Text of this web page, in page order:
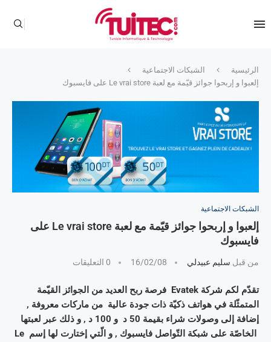
الرئيسية
الشبكات الاجتماعية
إلعبوا و إربحوا جوائز قيّمة مع لعبة Le vrai store على فايسبوك
الشبكات الاجتماعية
إلعبوا و إربحوا جوائز قيّمة مع لعبة Le vrai store على
فايسبوك
من قبل سليم عبيدلي 16/02/08 0 التعليقات
تقدّم لكم شركة Evatek فرصة ربح العديد من الجوائز القيّمة
المتمثّلة في هواتف ذكيّة ذات جودة عالية من ماركات معروفة ,
إضافة إلى وصولات شراء بقيمة 50 د و 100 د , و ذلك عبر لعبتها
الخاصّة على شبكة التّواصل فايسبوك , و الّتي إختارت لها إسم Le